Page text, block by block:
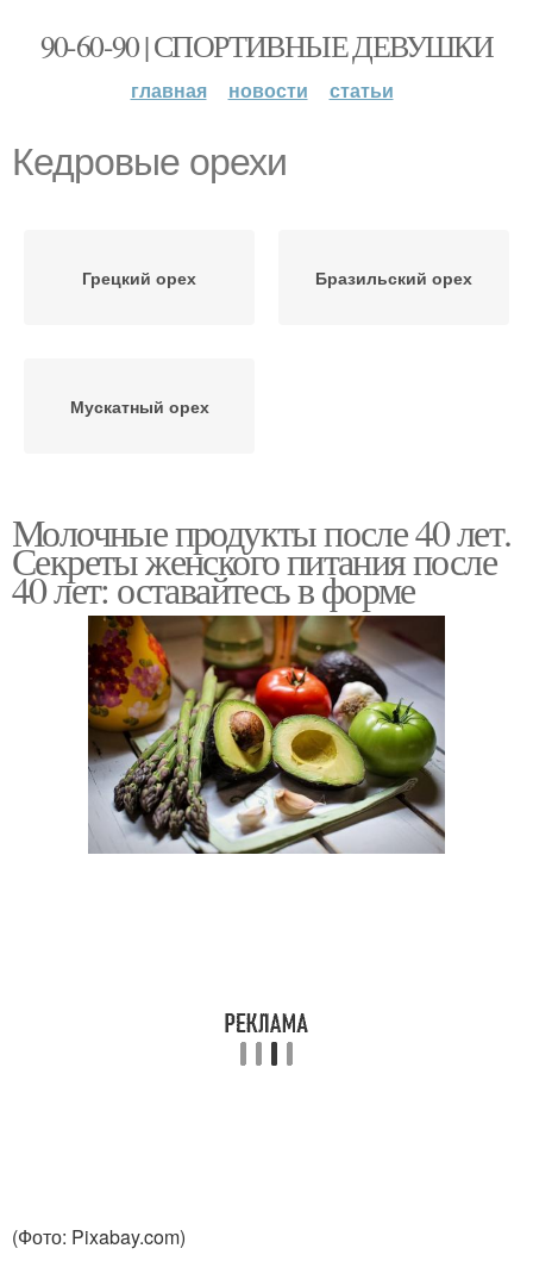
90-60-90 | СПОРТИВНЫЕ ДЕВУШКИ
главная новости статьи
Кедровые орехи
Грецкий орех Бразильский орех
Мускатный орех
Молочные продукты после 40 лет.
Секреты женского питания после
40 лет: оставайтесь в форме
(Фото: Pixabay.com)